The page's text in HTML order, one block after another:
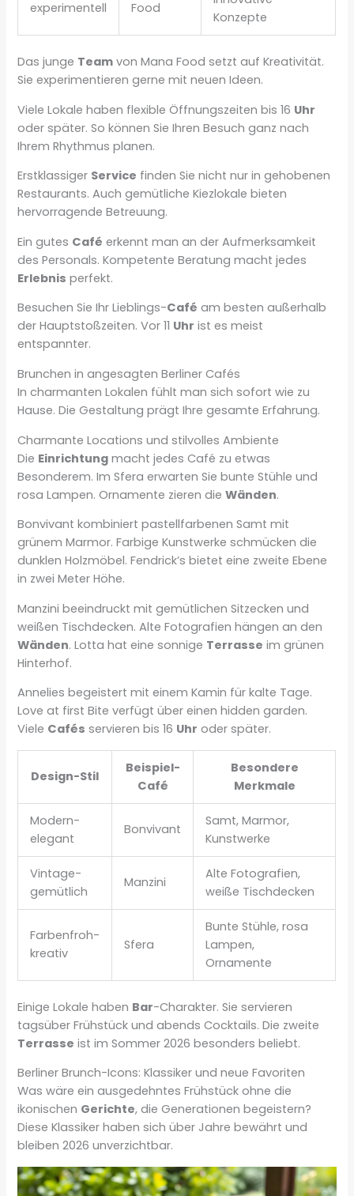
experimentell Food
Konzepte
Das junge Team von Mana Food setzt auf Kreativität.
Sie experimentieren gerne mit neuen Ideen.
Viele Lokale haben flexible Öffnungszeiten bis 16 Uhr
oder später. So können Sie Ihren Besuch ganz nach
Ihrem Rhythmus planen.
Erstklassiger Service finden Sie nicht nur in gehobenen
Restaurants. Auch gemütliche Kiezlokale bieten
hervorragende Betreuung.
Ein gutes Café erkennt man an der Aufmerksamkeit
des Personals. Kompetente Beratung macht jedes
Erlebnis perfekt.
Besuchen Sie Ihr Lieblings-Café am besten außerhalb
der Hauptstoßzeiten. Vor 11 Uhr ist es meist
entspannter.
Brunchen in angesagten Berliner Cafés
In charmanten Lokalen fühlt man sich sofort wie zu
Hause. Die Gestaltung prägt Ihre gesamte Erfahrung.
Charmante Locations und stilvolles Ambiente
Die Einrichtung macht jedes Café zu etwas
Besonderem. Im Sfera erwarten Sie bunte Stühle und
rosa Lampen. Ornamente zieren dieWänden.
Bonvivant kombiniert pastellfarbenen Samt mit
grünem Marmor. Farbige Kunstwerke schmücken die
dunklen Holzmöbel. Fendrick’s bietet eine zweite Ebene
in zwei Meter Höhe.
Manzini beeindruckt mit gemütlichen Sitzecken und
weißen Tischdecken. Alte Fotografien hängen an den
Wänden. Lotta hat eine sonnige Terrasse im grünen
Hinterhof.
Annelies begeistert mit einem Kamin für kalte Tage.
Love at first Bite verfügt über einen hidden garden.
Viele Cafés servieren bis 16 Uhr oder später.
Design-Stil
Beispiel-
Café
Besondere
Merkmale
Modern-
elegant
Bonvivant
Samt, Marmor,
Kunstwerke
Vintage-
gemütlich
Manzini
Alte Fotografien,
weiße Tischdecken
Farbenfroh-
kreativ
Sfera
Bunte Stühle, rosa
Lampen,
Ornamente
Einige Lokale haben Bar-Charakter. Sie servieren
tagsüber Frühstück und abends Cocktails. Die zweite
Terrasse ist im Sommer 2026 besonders beliebt.
Berliner Brunch-Icons: Klassiker und neue Favoriten
Was wäre ein ausgedehntes Frühstück ohne die
ikonischen Gerichte, die Generationen begeistern?
Diese Klassiker haben sich über Jahre bewährt und
bleiben 2026 unverzichtbar.